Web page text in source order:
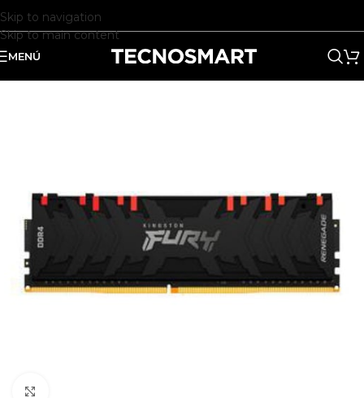
Skip to navigation
Skip to main content
MENÚ